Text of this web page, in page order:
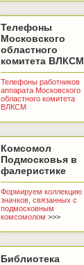
Телефоны
Московского
областного
комитета ВЛКСМ
Телефоны работников
аппарата Московского
областного комитета
ВЛКСМ
Комсомол
Подмосковья в
фалеристике
Формируем коллекцию
значков, связанных с
подмосковным
комсомолом >>>
Библиотека